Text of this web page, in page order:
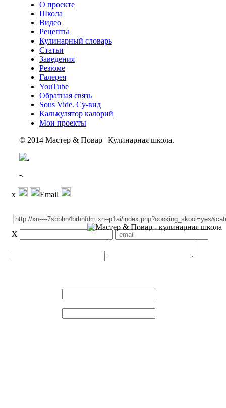
О проекте
Школа
Видео
Рецепты
Кулинарный словарь
Статьи
Заведения
Резюме
Галерея
YouTube
Обратная связь
Sous Vide. Су-вид
Калькулятор калорий
Мои проекты
© 2014 Мастер & Повар | Кулинарная школа.
-.
x Email
X